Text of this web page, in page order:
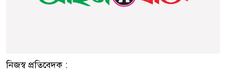
নিজস্ব প্রতিবেদক :